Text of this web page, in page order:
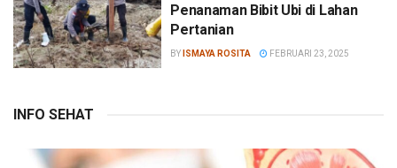
Penanaman Bibit Ubi di Lahan
Pertanian
BY ISMAYA ROSITA FEBRUARI 23, 2025
INFO SEHAT